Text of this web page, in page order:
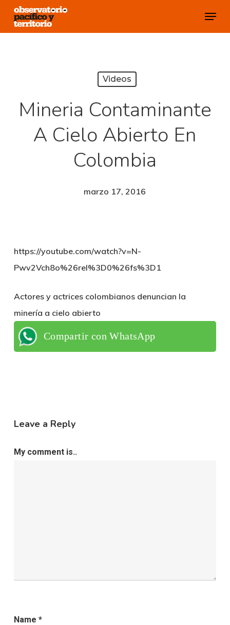
Skip
Menu
Videos
Mineria Contaminante
A Cielo Abierto En
Colombia
marzo 17, 2016
https://youtube.com/watch?v=N-
Pwv2Vch8o%26rel%3D0%26fs%3D1
Actores y actrices colombianos denuncian la
minería a cielo abierto
Compartir con WhatsApp
Leave a Reply
My comment is..
Name *
Close